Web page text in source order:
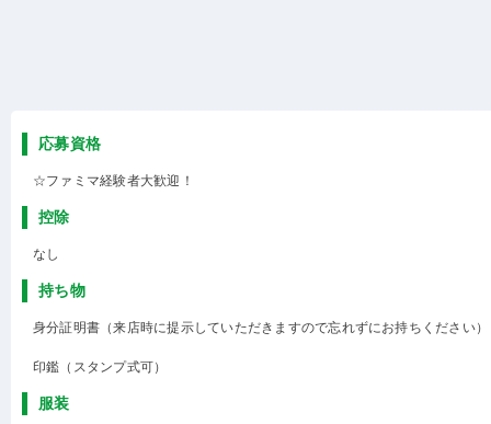
応募資格
☆ファミマ経験者大歓迎！
控除
なし
持ち物
身分証明書（来店時に提示していただきますので忘れずにお持ちください）
印鑑（スタンプ式可）
服装